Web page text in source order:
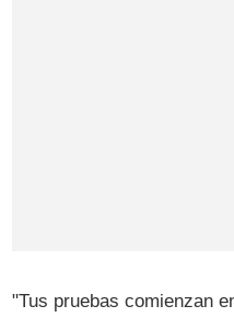
"Tus pruebas comienzan